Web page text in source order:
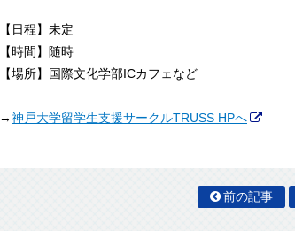
【日程】未定
【時間】随時
【場所】国際文化学部ICカフェなど
→神戸大学留学生支援サークルTRUSS HPへ
前の記事